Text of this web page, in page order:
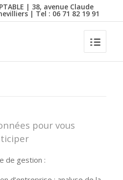
| 38, avenue Claude
| Tel : 06 71 82 19 91
pour vous
de gestion :